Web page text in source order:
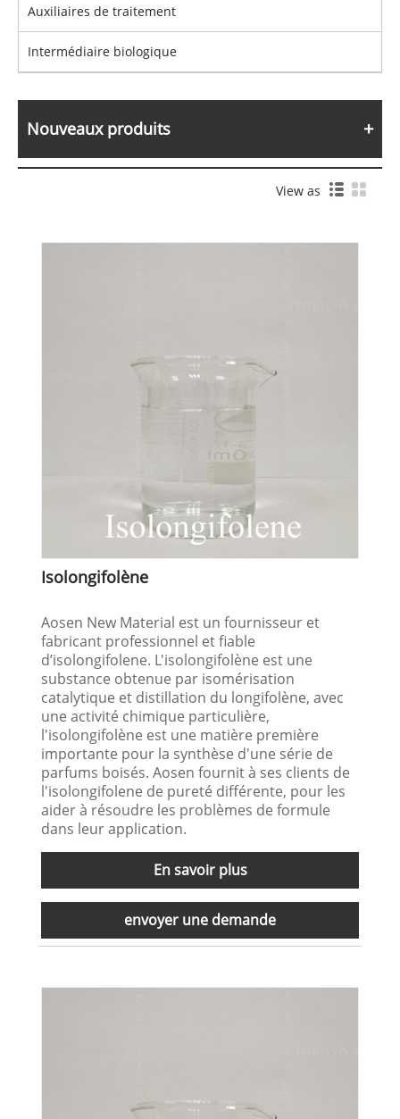
Auxiliaires de traitement
Intermédiaire biologique
Nouveaux produits
View as
Isolongifolène
Aosen New Material est un fournisseur et
fabricant professionnel et fiable
d’isolongifolene. L'isolongifolène est une
substance obtenue par isomérisation
catalytique et distillation du longifolène, avec
une activité chimique particulière,
l'isolongifolène est une matière première
importante pour la synthèse d'une série de
parfums boisés. Aosen fournit à ses clients de
l'isolongifolene de pureté différente, pour les
aider à résoudre les problèmes de formule
dans leur application.
En savoir plus
envoyer une demande